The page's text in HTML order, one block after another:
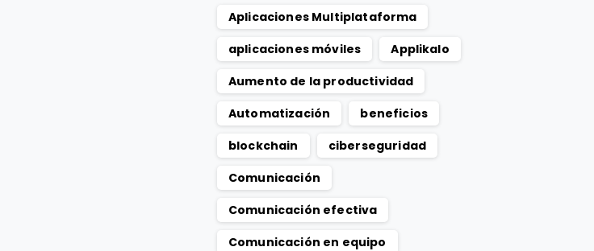
Aplicaciones Multiplataforma
aplicaciones móviles
Applikalo
Aumento de la productividad
Automatización
beneficios
blockchain
ciberseguridad
Comunicación
Comunicación efectiva
Comunicación en equipo